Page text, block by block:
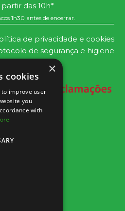
das 10h*
1h30 antes de encerrar.
de privacidade e cookies
de segurança e higiene
×
cookies
to improve user
you
with